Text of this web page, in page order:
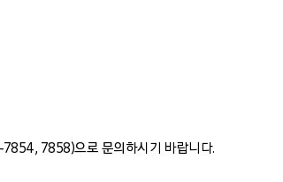
7858)으로 문의하시기 바랍니다.